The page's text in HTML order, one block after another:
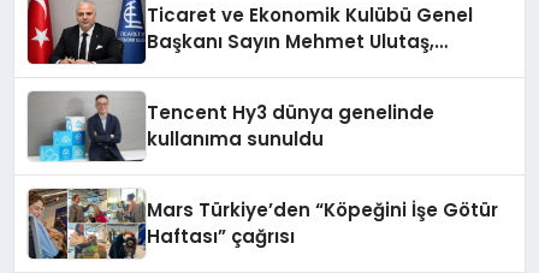
Ticaret ve Ekonomik Kulübü Genel
Başkanı Sayın Mehmet Ulutaş,
Tencent Hy3 dünya genelinde
kullanıma sunuldu
Mars Türkiye’den “Köpeğini İşe Götür
Haftası” çağrısı